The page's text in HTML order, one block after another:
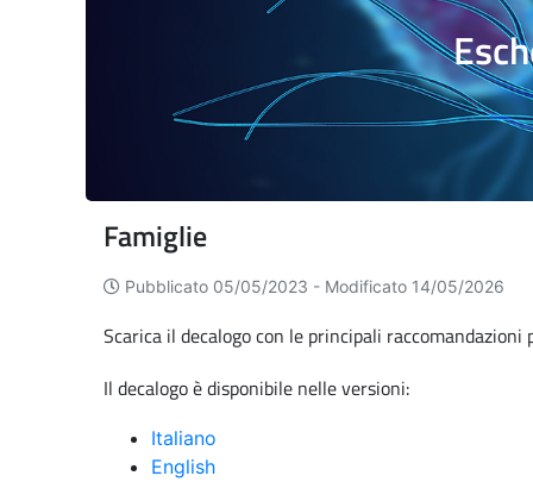
Famiglie
Pubblicato 05/05/2023 - Modificato 14/05/2026
Scarica il decalogo con le principali
Il decalogo è disponibile nelle versioni:
Italiano
English